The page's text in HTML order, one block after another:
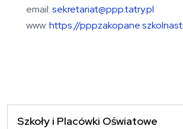
email:sekretariat@ppp.tatry.pl
www:https://
Szkoły i Placówki Oświatowe